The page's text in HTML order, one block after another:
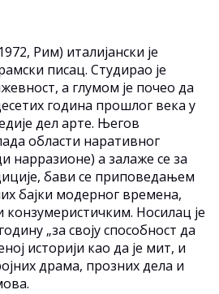
Рим) италијански је
писац. Студирао је
а глумом је почео да
година прошлог века у
дел арте. Његов
области наративног
нарразионе) а залаже се за
бави се приповедањем
бајки модерног времена,
Носилац је
„за своју способност да
историји као да је мит, и
драма, прозних дела и